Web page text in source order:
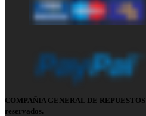
COMPAÑIA GENERAL DE REPUESTOS
reservados.